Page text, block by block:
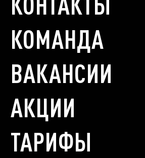
КОМАНДА
ВАКАНСИИ
АКЦИИ
ТАРИФЫ